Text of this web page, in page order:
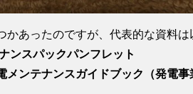
かあったのですが、代表的な資料は
ンスパックパンフレット
メンテナンスガイドブック（発電事